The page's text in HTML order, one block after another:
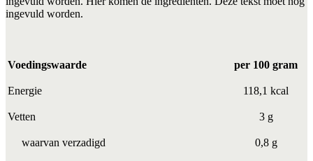
ingevuld worden.
Voedingswaarde per 100 gram
Energie 118,1 kcal
Vetten 3 g
waarvan verzadigd 0,8 g